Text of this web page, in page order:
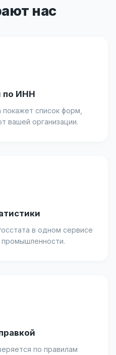
нас
по ИНН
список форм,
вашей организации.
в одном сервисе
по правилам